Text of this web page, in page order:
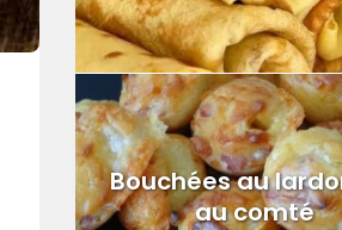
Bouchées au
au comté